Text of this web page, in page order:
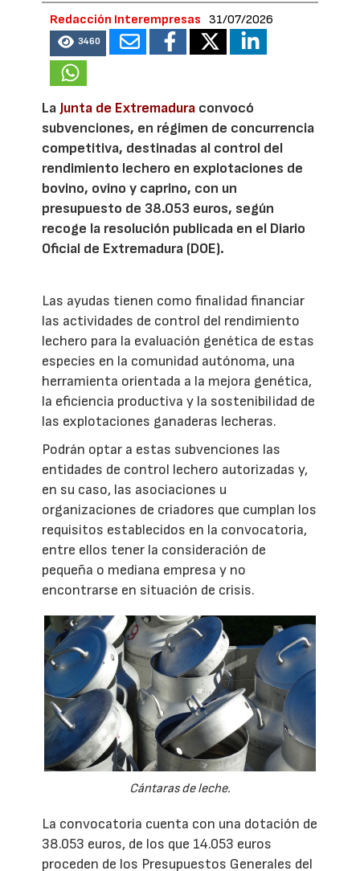
Redacción Interempresas 31/07/2026
3460
La Junta de Extremadura convocó
subvenciones, en régimen de concurrencia
competitiva, destinadas al control del
rendimiento lechero en explotaciones de
bovino, ovino y caprino, con un
presupuesto de 38.053 euros, según
recoge la resolución publicada en el Diario
Oficial de Extremadura (DOE).
Las ayudas tienen como finalidad financiar
las actividades de control del rendimiento
lechero para la evaluación genética de estas
especies en la comunidad autónoma, una
herramienta orientada a la mejora genética,
la eficiencia productiva y la sostenibilidad de
las explotaciones ganaderas lecheras.
Podrán optar a estas subvenciones las
entidades de control lechero autorizadas y,
en su caso, las asociaciones u
organizaciones de criadores que cumplan los
requisitos establecidos en la convocatoria,
entre ellos tener la consideración de
pequeña o mediana empresa y no
encontrarse en situación de crisis.
Cántaras de leche.
La convocatoria cuenta con una dotación de
38.053 euros, de los que 14.053 euros
proceden de los Presupuestos Generales del